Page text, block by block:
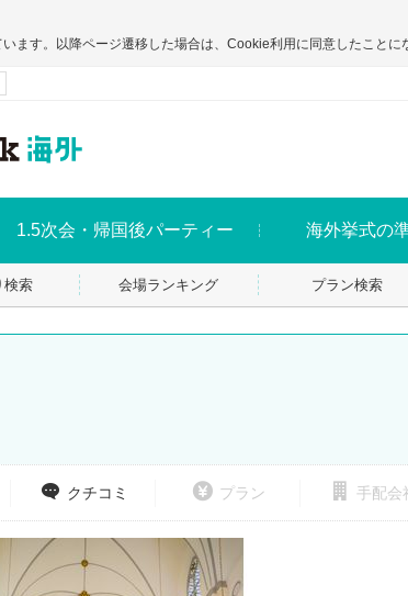
ます。以降ページ遷移した場合は、Cookie利用に同意したことに
1.5次会・帰国後パーティー 海外挙式の
検索 会場ランキング プラン検索
クチコミ プラン 手配会